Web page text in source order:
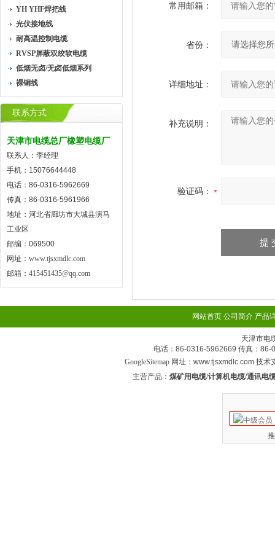
YH YHF焊把线
光伏接地线
耐高温控制电缆
RVSP屏蔽双绞软电缆
低烟无卤/无卤低烟系列
裸铜线
联系方式
天津市电缆总厂橡塑电缆厂
联系人：李经理
手机：15076644448
电话：86-0316-5962669
传真：86-0316-5961966
地址：河北省廊坊市大城县演马
工业区
邮编：069500
网址： www.tjsxmdlc.com
邮箱： 415451435@qq.com
常用邮箱：
省份：
详细地址：
补充说明：
验证码：
网站首页 公司简介 产品
天津市电
电话：86-0316-5962669 传真：86-
GoogleSitemap网址：www.tjsxmdlc.com 技术
主营产品： 煤矿用电缆/计算机电缆/通讯电